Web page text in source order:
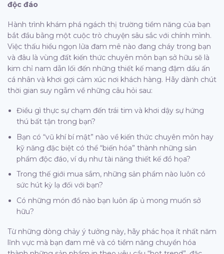
độc đáo
Hành trình khám phá ngách thị trường tiềm năng của bạn
bắt đầu bằng một cuộc trò chuyện sâu sắc với chính mình.
Việc thấu hiểu ngọn lửa đam mê nào đang cháy trong bạn
và đâu là vùng đất kiến thức chuyên môn bạn sở hữu sẽ là
kim chỉ nam dẫn lối đến những thiết kế mang đậm dấu ấn
cá nhân và khơi gợi cảm xúc nơi khách hàng. Hãy dành chút
thời gian suy ngẫm về những câu hỏi sau:
Điều gì thực sự chạm đến trái tim và khơi dậy sự hứng
thú bất tận trong bạn?
Bạn có “vũ khí bí mật” nào về kiến thức chuyên môn hay
kỹ năng đặc biệt có thể “biến hóa” thành những sản
phẩm độc đáo, ví dụ như tài năng thiết kế đồ họa?
Trong thế giới mua sắm, những sản phẩm nào luôn có
sức hút kỳ lạ đối với bạn?
Có những món đồ nào bạn luôn ấp ủ mong muốn sở
hữu?
Từ những dòng chảy ý tưởng này, hãy phác họa ít nhất năm
lĩnh vực mà bạn đam mê và có tiềm năng chuyển hóa